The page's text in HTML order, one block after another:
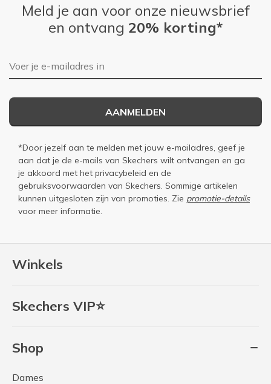
Winkels
Skechers VIP⭐
Shop
Dames
Meld je aan voor onze nieuwsbrief
en ontvang 20% korting*
E-mailadres
AANMELDEN
*Door jezelf aan te melden met jouw e-mailadres, geef je
aan dat je de e-mails van Skechers wilt ontvangen en ga
je akkoord met het privacybeleid en de
gebruiksvoorwaarden van Skechers. Sommige artikelen
kunnen uitgesloten zijn van promoties. Zie promotie-details
voor meer informatie.